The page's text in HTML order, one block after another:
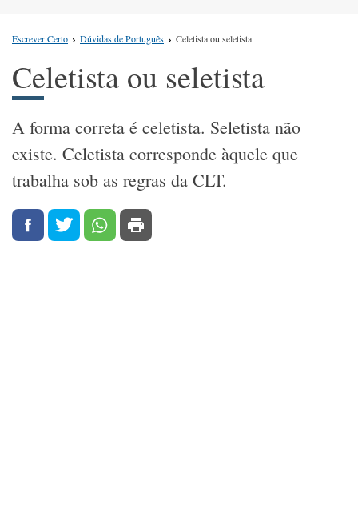
Escrever Certo Dúvidas de Português Celetista ou seletista
Celetista ou seletista
A forma correta é celetista. Seletista não
existe. Celetista corresponde àquele que
trabalha sob as regras da CLT.